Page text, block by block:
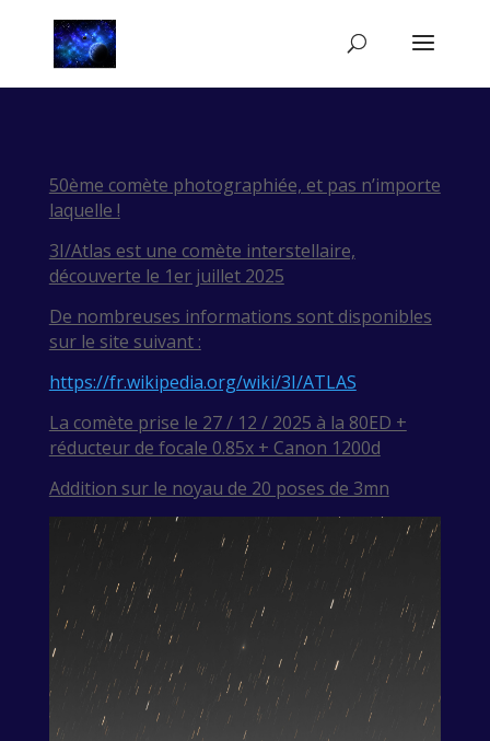
50ème comète photographiée, et pas n’importe
laquelle !
3I/Atlas est une comète interstellaire,
découverte le 1er juillet 2025
De nombreuses informations sont disponibles
sur le site suivant :
https://fr.wikipedia.org/wiki/3I/ATLAS
La comète prise le 27 / 12 / 2025 à la 80ED +
réducteur de focale 0.85x + Canon 1200d
Addition sur le noyau de 20 poses de 3mn